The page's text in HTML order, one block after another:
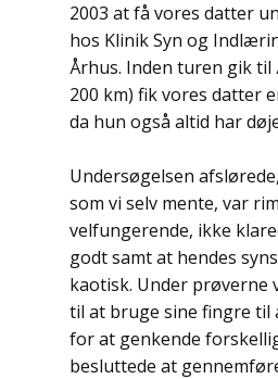
2003 at få vores datter
hos Klinik Syn og
Århus. Inden turen gik til
200 km) fik vores datter
da hun også altid har
Undersøgelsen
som vi selv mente, var
velfungerende, ikke
godt samt at hendes
kaotisk. Under prøverne
til at bruge sine fingre til
for at genkende
besluttede at